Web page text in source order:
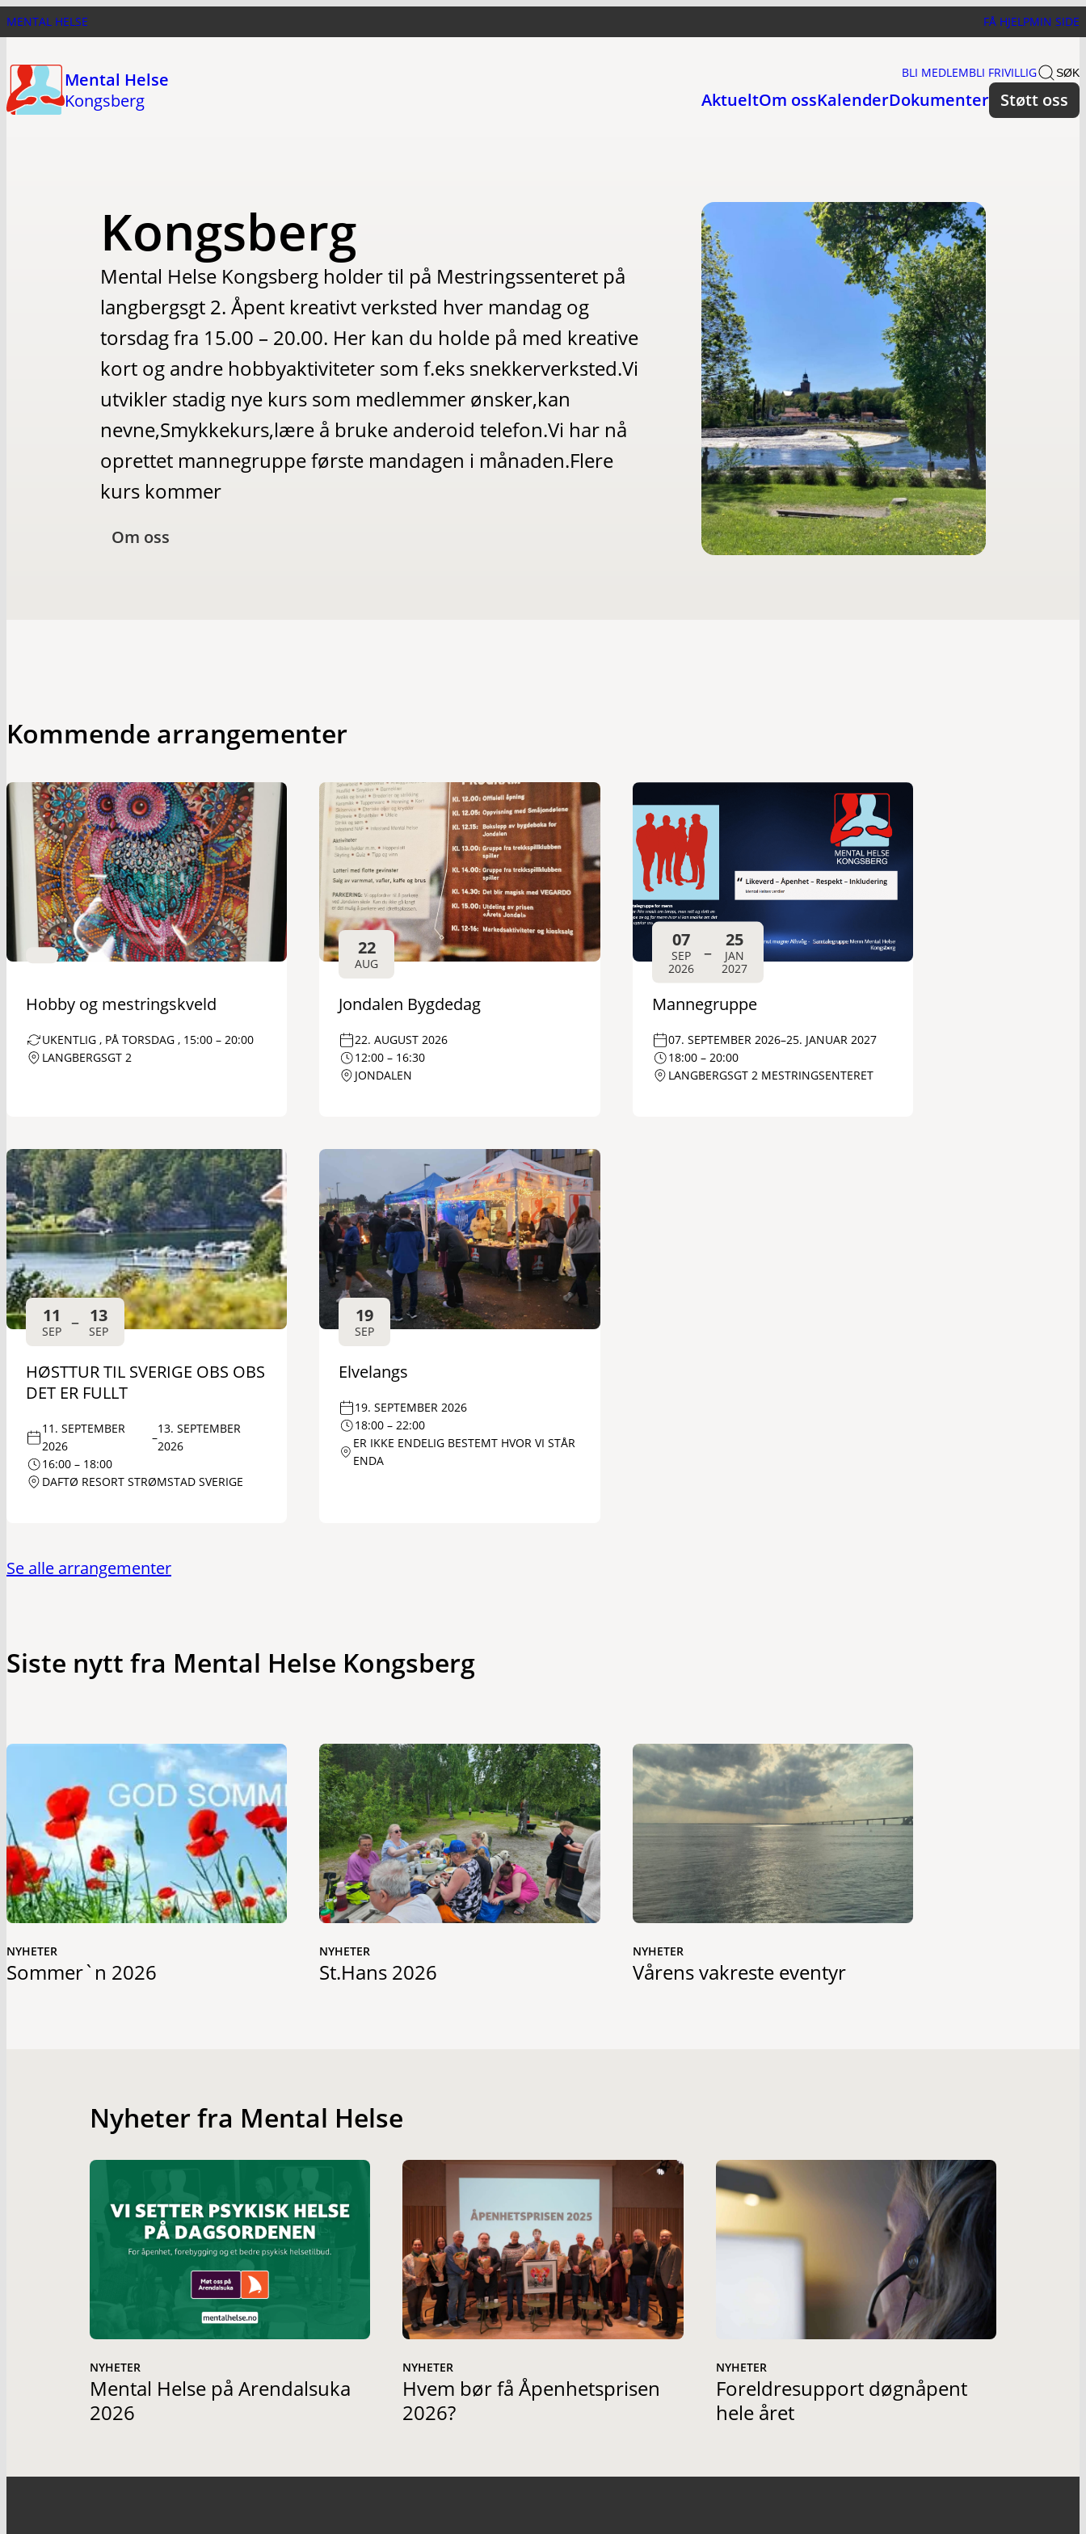
Hopp
til
hovedinnhold
MENTAL HELSE FÅ HJELPMIN SIDE
Mental Helse
Kongsberg
BLI MEDLEMBLI FRIVILLIG SØK
AktueltOm ossKalenderDokumenter Støtt oss
Kongsberg
Mental Helse Kongsberg holder til på Mestringssenteret på
langbergsgt 2. Åpent kreativt verksted hver mandag og
torsdag fra 15.00 – 20.00. Her kan du holde på med kreative
kort og andre hobbyaktiviteter som f.eks snekkerverksted.Vi
utvikler stadig nye kurs som medlemmer ønsker,kan
nevne,Smykkekurs,lære å bruke anderoid telefon.Vi har nå
oprettet mannegruppe første mandagen i månaden.Flere
kurs kommer
Om oss
Kommende arrangementer
Hobby og mestringskveld
UKENTLIG , PÅ TORSDAG , 15:00 – 20:00
LANGBERGSGT 2
22
AUG
Jondalen Bygdedag
22. AUGUST 2026
12:00 – 16:30
JONDALEN
07
SEP
2026
–
25
JAN
2027
Mannegruppe
07. SEPTEMBER 2026–25. JANUAR 2027
18:00 – 20:00
LANGBERGSGT 2 MESTRINGSENTERET
11
SEP – 13
SEP
HØSTTUR TIL SVERIGE OBS OBS
DET ER FULLT
11. SEPTEMBER
2026
–
13. SEPTEMBER
2026
16:00 – 18:00
DAFTØ RESORT STRØMSTAD SVERIGE
19
SEP
Elvelangs
19. SEPTEMBER 2026
18:00 – 22:00
ER IKKE ENDELIG BESTEMT HVOR VI STÅR
ENDA
Se alle arrangementer
Siste nytt fra Mental Helse Kongsberg
NYHETER
Sommer`n 2026
NYHETER
St.Hans 2026
NYHETER
Vårens vakreste eventyr
Nyheter fra Mental Helse
NYHETER
Mental Helse på Arendalsuka
2026
NYHETER
Hvem bør få Åpenhetsprisen
2026?
NYHETER
Foreldresupport døgnåpent
hele året